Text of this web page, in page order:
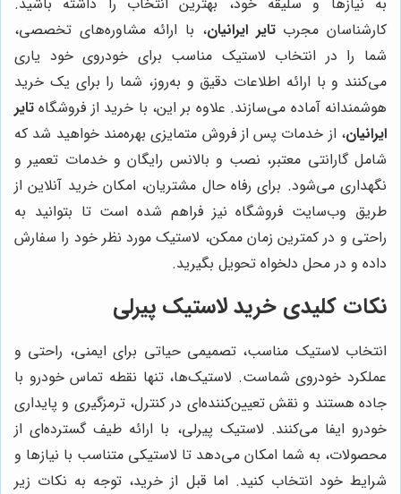
کارشناسان مجربتایر ایرانیان، با ارائه مشاوره‌های تخصصی،
شما را در انتخاب لاستیک مناسب برای خودروی خود یاری
می‌کنند و با ارائه اطلاعات دقیق و به‌روز، شما را برای یک خرید
هوشمندانه آماده می‌سازند. علاوه بر این، با خرید از فروشگاه تایر
ایرانیان، از خدمات پس از فروش متمایزی بهره‌مند خواهید شد که
شامل گارانتی معتبر، نصب و بالانس رایگان و خدمات تعمیر و
نگهداری می‌شود. برای رفاه حال مشتریان، امکان خرید آنلاین از
طریق وب‌سایت فروشگاه نیز فراهم شده است تا بتوانید به
راحتی و در کمترین زمان ممکن، لاستیک مورد نظر خود را سفارش
داده و در محل دلخواه تحویل بگیرید.
نکات کلیدی خرید لاستیک پیرلی
انتخاب لاستیک مناسب، تصمیمی حیاتی برای ایمنی، راحتی و
عملکرد خودروی شماست. لاستیک‌ها، تنها نقطه تماس خودرو با
جاده هستند و نقش تعیین‌کننده‌ای در کنترل، ترمزگیری و پایداری
خودرو ایفا می‌کنند. لاستیک پیرلی، با ارائه طیف گسترده‌ای از
محصولات، به شما امکان می‌دهد تا لاستیکی متناسب با نیازها و
شرایط خود انتخاب کنید. اما قبل از خرید، توجه به نکات زیر